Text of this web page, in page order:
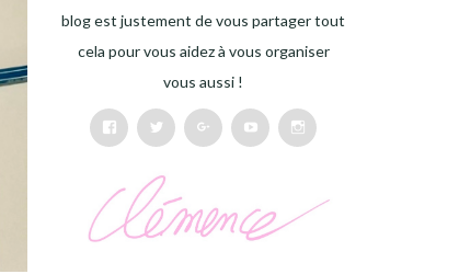
blog est justement de vous partager tout
cela pour vous aidez à vous organiser
vous aussi !
FacebookTwitter Google+YoutubeInstagram